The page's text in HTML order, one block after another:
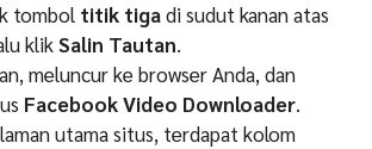
tombol titik tigadi sudut kanan atas
klikSalin Tautan.
meluncur ke browser Anda, dan
Facebook Video Downloader.
utama situs, terdapat kolom